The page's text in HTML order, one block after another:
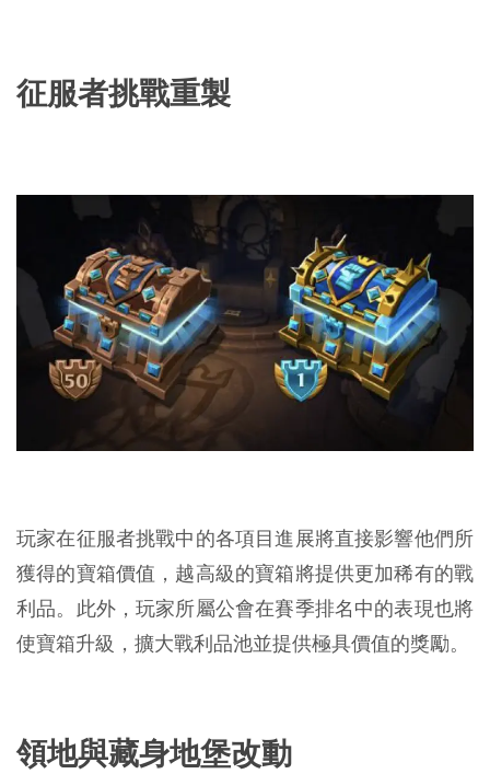
征服者挑戰重製
玩家在征服者挑戰中的各項目進展將直接影響他們所
獲得的寶箱價值，越高級的寶箱將提供更加稀有的戰
利品。此外，玩家所屬公會在賽季排名中的表現也將
使寶箱升級，擴大戰利品池並提供極具價值的獎勵。
領地與藏身地堡改動